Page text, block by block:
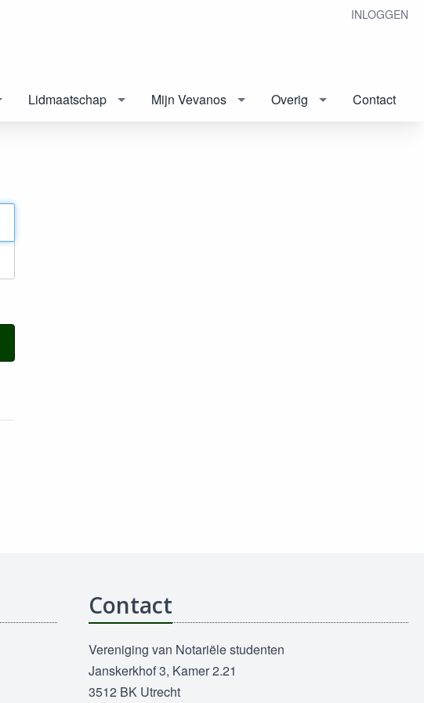
INLOGGEN
Lidmaatschap Mijn Vevanos Overig Contact
Contact
Vereniging van Notariële studenten
Janskerkhof 3, Kamer 2.21
3512 BK Utrecht